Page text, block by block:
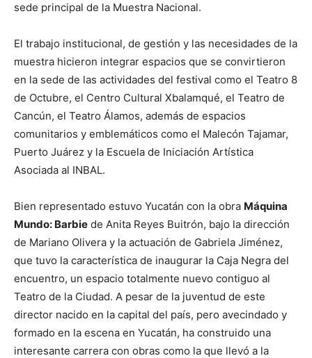
sede principal de la Muestra Nacional.
El trabajo institucional, de gestión y las necesidades de la
muestra hicieron integrar espacios que se convirtieron
en la sede de las actividades del festival como el Teatro 8
de Octubre, el Centro Cultural Xbalamqué, el Teatro de
Cancún, el Teatro Álamos, además de espacios
comunitarios y emblemáticos como el Malecón Tajamar,
Puerto Juárez y la Escuela de Iniciación Artística
Asociada al INBAL.
Bien representado estuvo Yucatán con la obra Máquina
Mundo: Barbie de Anita Reyes Buitrón, bajo la dirección
de Mariano Olivera y la actuación de Gabriela Jiménez,
que tuvo la característica de inaugurar la Caja Negra del
encuentro, un espacio totalmente nuevo contiguo al
Teatro de la Ciudad. A pesar de la juventud de este
director nacido en la capital del país, pero avecindado y
formado en la escena en Yucatán, ha construido una
interesante carrera con obras como la que llevó a la